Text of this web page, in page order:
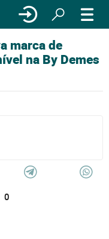
marca de
na By Demes
0